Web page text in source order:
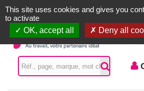
This site uses cookies and gives you
to activate
OK, accept all
Deny all